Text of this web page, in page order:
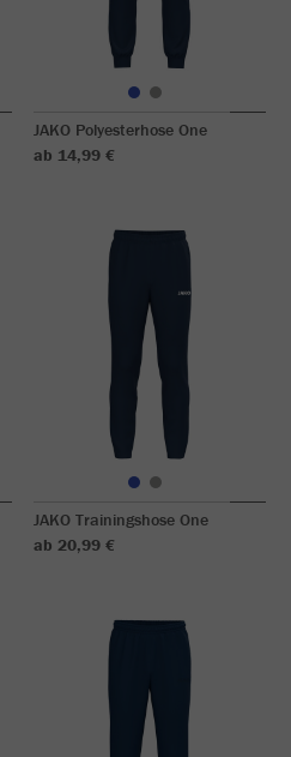
JAKO Polyesterhose One
ab 14,99 €
JAKO Trainingshose One
ab 20,99 €